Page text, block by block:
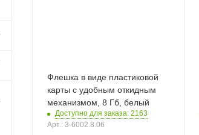
Флешка в виде пластиковой
карты c удобным откидным
механизмом, 8 Гб, белый
Доступно для заказа: 2163
Арт.: 3-6002.8.06